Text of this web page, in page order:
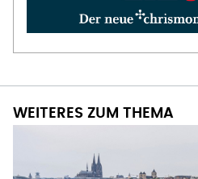
WEITERES ZUM THEMA